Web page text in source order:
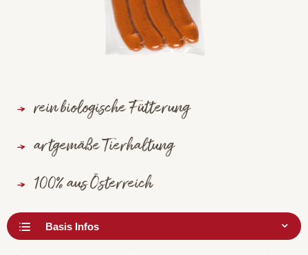
rein biologische Fütterung
artgemäße Tierhaltung
100% aus Österreich